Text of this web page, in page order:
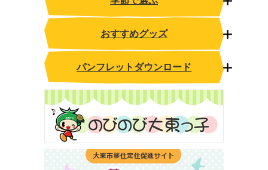
おすすめグッズ
パンフレットダウンロード